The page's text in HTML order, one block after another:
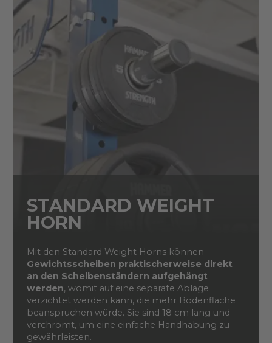
STANDARD WEIGHT
HORN
Mit den Standard Weight Horns können
Gewichtsscheiben praktischerweise direkt
an den Scheibenständern aufgehängt
werden, womit auf eine separate Ablage
verzichtet werden kann, die mehr Bodenfläche
beanspruchen würde. Sie sind 18 cm lang und
verchromt, um eine einfache Handhabung zu
gewährleisten.